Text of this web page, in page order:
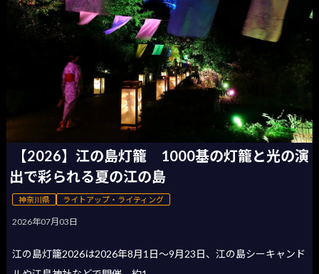
【2026】江の島灯籠 1000基の灯籠と光の演
出で彩られる夏の江の島
神奈川県 ライトアップ・ライティング
2026年07月03日
江の島灯籠2026は2026年8月1日〜9月23日、江の島シーキャンド